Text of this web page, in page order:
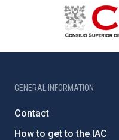
GENERAL INFORMATION
Contact
How to get to the IAC